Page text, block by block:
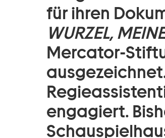
für ihren
WURZEL,
Mercator-
engagiert.